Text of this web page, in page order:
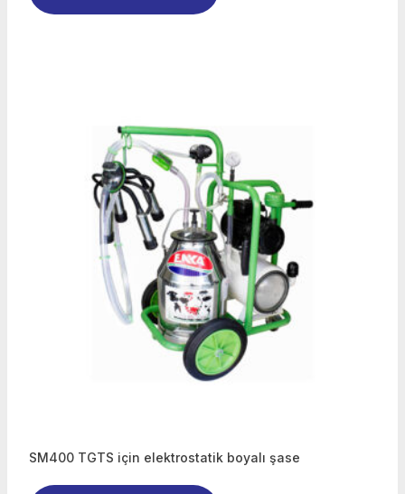
SM400 TGTS için elektrostatik boyalı şase